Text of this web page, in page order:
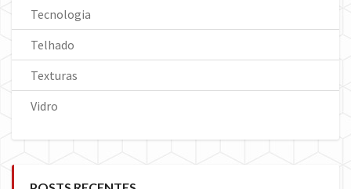
Tecnologia
Telhado
Texturas
Vidro